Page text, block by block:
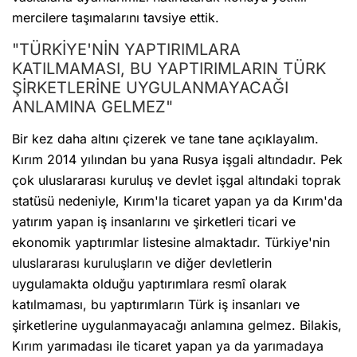
mercilere taşımalarını tavsiye ettik.
"TÜRKİYE'NİN YAPTIRIMLARA
KATILMAMASI, BU YAPTIRIMLARIN TÜRK
ŞİRKETLERİNE UYGULANMAYACAĞI
ANLAMINA GELMEZ"
Bir kez daha altını çizerek ve tane tane açıklayalım.
Kırım 2014 yılından bu yana Rusya işgali altındadır. Pek
çok uluslararası kuruluş ve devlet işgal altındaki toprak
statüsü nedeniyle, Kırım'la ticaret yapan ya da Kırım'da
yatırım yapan iş insanlarını ve şirketleri ticari ve
ekonomik yaptırımlar listesine almaktadır. Türkiye'nin
uluslararası kuruluşların ve diğer devletlerin
uygulamakta olduğu yaptırımlara resmî olarak
katılmaması, bu yaptırımların Türk iş insanları ve
şirketlerine uygulanmayacağı anlamına gelmez. Bilakis,
Kırım yarımadası ile ticaret yapan ya da yarımadaya